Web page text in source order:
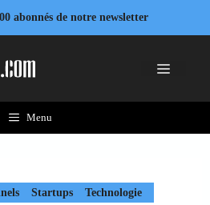
abonnés de notre newsletter
Menu
Menu
Startups Technologie